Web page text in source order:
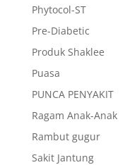
Phytocol-ST
Pre-Diabetic
Produk Shaklee
Puasa
PUNCA PENYAKIT
Ragam Anak-Anak
Rambut gugur
Sakit Jantung